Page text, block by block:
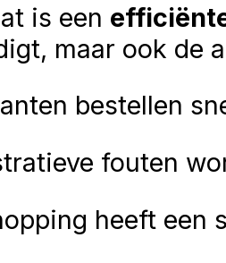
is een
maar ook de
bestellen
fouten
heeft een